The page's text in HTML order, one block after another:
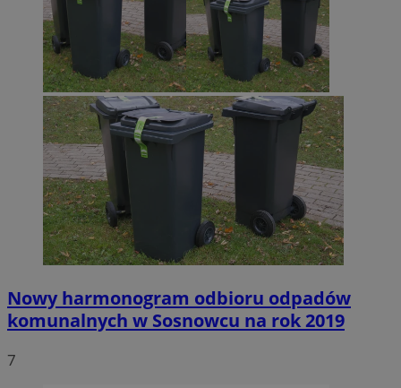
Nowy harmonogram odbioru odpadów
komunalnych w Sosnowcu na rok 2019
7